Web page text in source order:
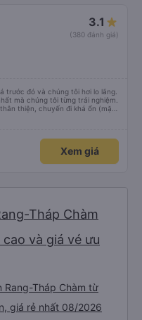
vận chuyển hàng hóa trong
dừng chân. Tôi khuyên bạn nên
3.1
(380 đánh giá)
trước đó và chúng tôi hơi lo lắng.
mà chúng tôi từng trải nghiệm.
thiện, chuyến đi khá ổn (mặc
Nam ^^), và chỗ ngồi thoải
Xem giá
Tháp Chàm
và giá vé ưu
Rang-Tháp Chàm từ
giá rẻ nhất 08/2026